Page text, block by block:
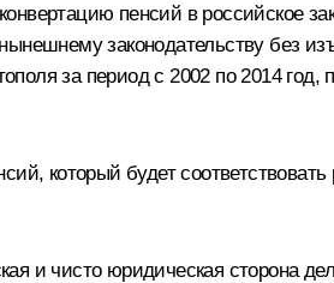
пенсий в российское
законодательству без
за период с 2002 по 2014 год,
который будет
и чисто юридическая сторона